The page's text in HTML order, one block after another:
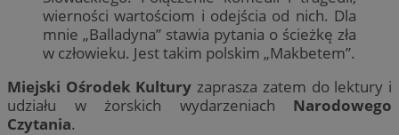
wierności wartościom i odejścia od nich. Dla
mnie „Balladyna” stawia pytania o ścieżkę zła
w człowieku. Jest takim polskim „Makbetem”.
Miejski Ośrodek Kultury zaprasza zatem do lektury i
udziału w żorskich wydarzeniach Narodowego
Czytania.